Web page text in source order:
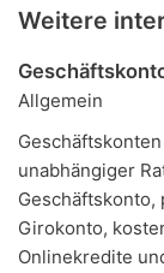
Weitere
Allgemein
unabhängiger
Girokonto,
Onlinekredite